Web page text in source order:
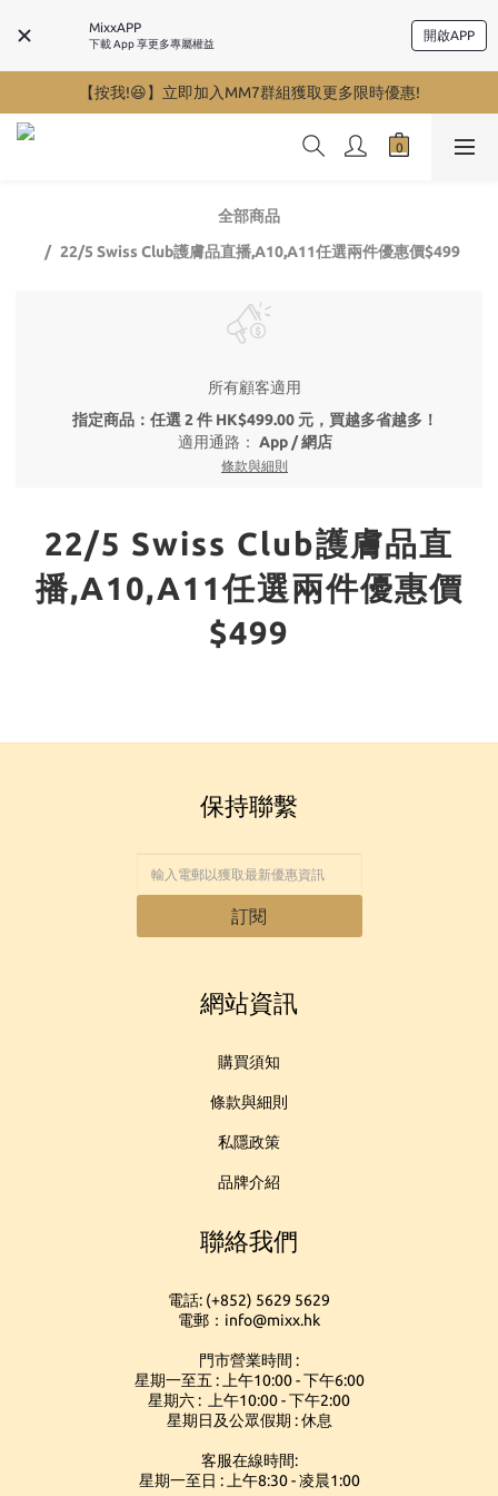
MixxAPP
下載 App 享更多專屬權益
開啟APP
【按我!😆】立即加入MM7群組獲取更多限時優惠!
全部商品
22/5 Swiss Club護膚品直播,A10,A11任選兩件優惠價$499
所有顧客適用
指定商品：任選 2 件 HK$499.00 元，買越多省越多！
適用通路： App / 網店
條款與細則
22/5 Swiss Club護膚品直
播,A10,A11任選兩件優惠價
$499
保持聯繫
訂閱
網站資訊
購買須知
條款與細則
私隱政策
品牌介紹
聯絡我們
電話: (+852) 5629 5629
電郵：info@mixx.hk
門市營業時間 :
星期一至五 : 上午10:00 - 下午6:00
星期六 : 上午10:00 - 下午2:00
星期日及公眾假期 : 休息
客服在線時間:
星期一至日 : 上午8:30 - 凌晨1:00